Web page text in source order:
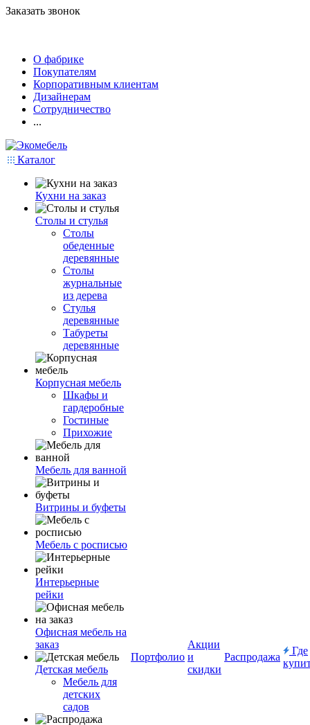
Заказать звонок
О фабрике
Покупателям
Корпоративным клиентам
Дизайнерам
Сотрудничество
...
Каталог
Кухни на заказ
Столы и стулья
Столы
обеденные
деревянные
Столы
журнальные
из дерева
Стулья
деревянные
Табуреты
деревянные
Корпусная мебель
Шкафы и
гардеробные
Гостиные
Прихожие
Мебель для ванной
Витрины и буфеты
Мебель с росписью
Интерьерные
рейки
Офисная мебель на
заказ
Детская мебель
Мебель для
детских
садов
Портфолио
Акции
и
скидки
Распродажа
Где